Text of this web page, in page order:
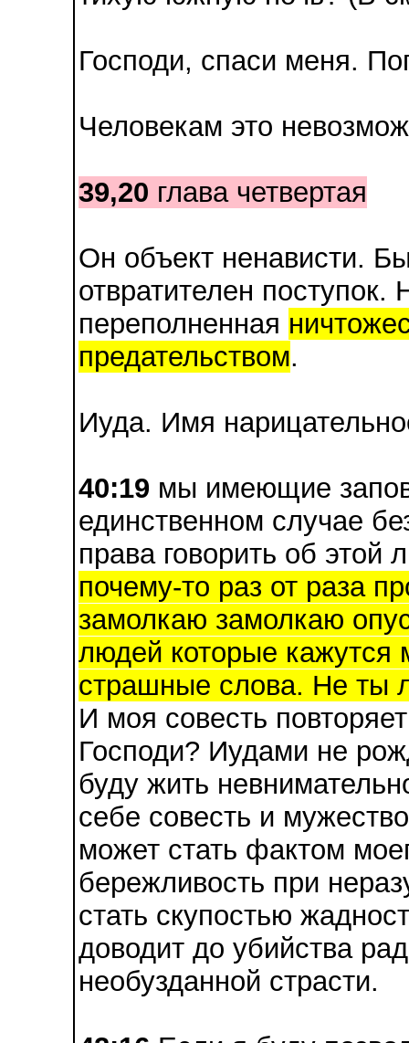
Господи, спаси меня.
Человекам это
39,20 глава четвертая
Он объект ненависти.
отвратителен
переполненная
предательством.
Иуда. Имя
40:19 мы имеющие
единственном случае
права говорить об этой
почему-то раз от раза
замолкаю замолкаю
людей которые кажутся
страшные слова. Не ты
И моя совесть
Господи? Иудами не
буду жить
себе совесть и
может стать фактом
бережливость при
стать скупостью
доводит до убийства
необузданной страсти.